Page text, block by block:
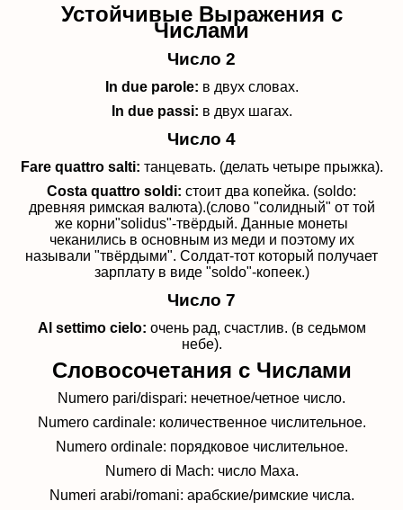
Устойчивые Выражения с
Числами
Число 2
In due parole: в двух словах.
In due passi: в двух шагах.
Число 4
Fare quattro salti: танцевать. (делать четыре прыжка).
Costa quattro soldi: стоит два копейка. (soldo:
древняя римская валюта).(слово "солидный" от той
же корни"solidus"-твёрдый. Данные монеты
чеканились в основным из меди и поэтому их
называли "твёрдыми". Солдат-тот который получает
зарплату в виде "soldo"-копеек.)
Число 7
Al settimo cielo: очень рад, счастлив. (в седьмом
небе).
Словосочетания с Числами
Numero pari/dispari: нечетное/четное число.
Numero cardinale: количественное числительное.
Numero ordinale: порядковое числительное.
Numero di Mach: число Маха.
Numeri arabi/romani: арабские/римские числа.